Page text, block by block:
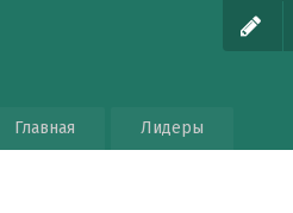
Главная Лидеры